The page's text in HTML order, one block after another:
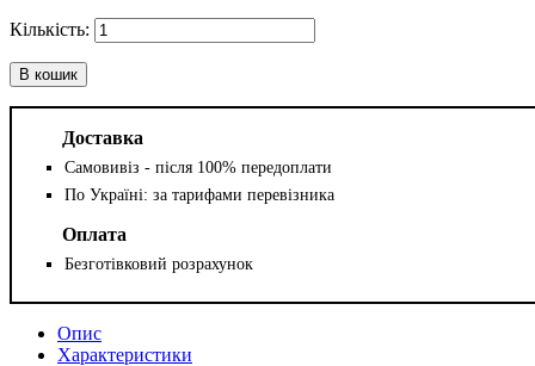
В кошик
Доставка
Самовивіз - після 100% передоплати
По Україні: за тарифами перевізника
Оплата
Безготівковий розрахунок
Опис
Характеристики